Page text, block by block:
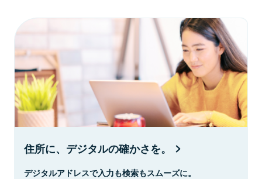
住所に、デジタルの確かさを。
デジタルアドレスで入力も検索もスムーズに。